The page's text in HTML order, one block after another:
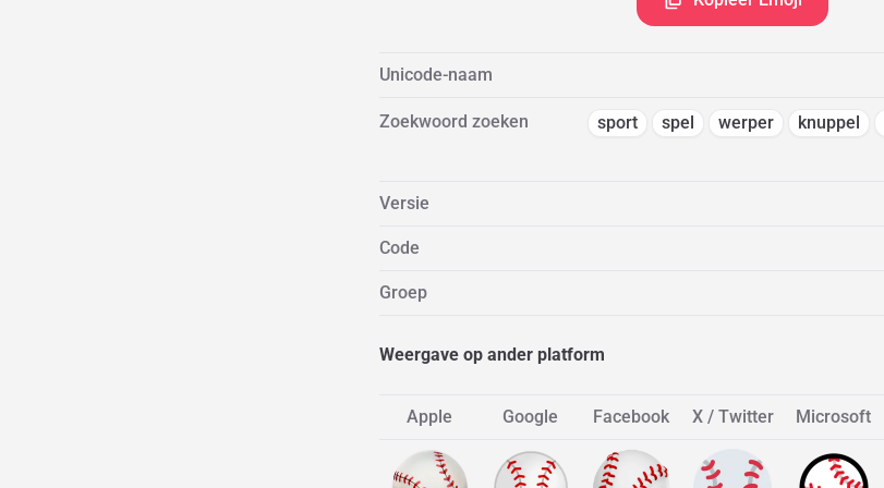
Unicode-naam
Zoekwoord zoeken sport spel werper knuppel
Versie
Code
Groep
Weergave op ander platform
Apple Google Facebook X / Twitter Microsoft